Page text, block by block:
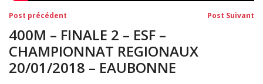
Navigation
de
l’article
Post précédent Post Suivant
400M – FINALE 2 – ESF –
CHAMPIONNAT REGIONAUX
20/01/2018 – EAUBONNE